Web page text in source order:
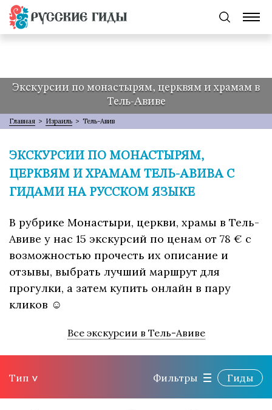
Экскурсии по монастырям, церквям и храмам в
Тель-Авиве
Главная > Израиль > Тель-Авив
ЭКСКУРСИИ ПО МОНАСТЫРЯМ,
ЦЕРКВЯМ И ХРАМАМ ТЕЛЬ-АВИВА С
ГИДАМИ НА РУССКОМ ЯЗЫКЕ
В рубрике Монастыри, церкви, храмы в Тель-
Авиве у нас 15 экскурсий по ценам от 78 € с
возможностью прочесть их описание и
отзывы, выбрать лучший маршрут для
прогулки, а затем купить онлайн в пару
кликов ☺
Все экскурсии в Тель-Авиве
Тип Фильтры Гиды